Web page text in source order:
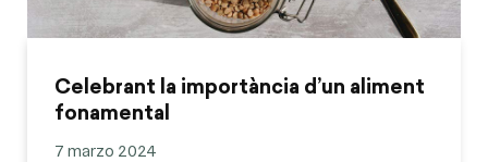
Celebrant la importància d’un aliment
fonamental
7 marzo 2024